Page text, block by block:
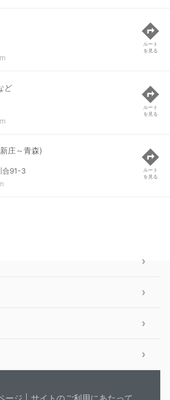
ルート
を見る
ど
ルート
を見る
庄～青森)
合91-3
ルート
を見る